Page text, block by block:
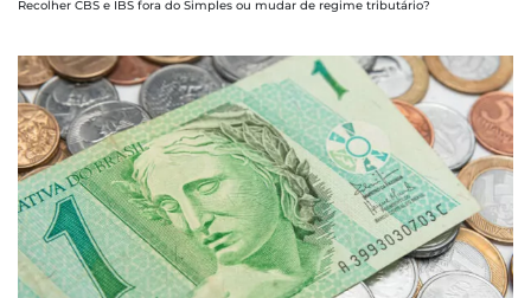
Recolher CBS e IBS fora do Simples ou mudar de regime tributário?